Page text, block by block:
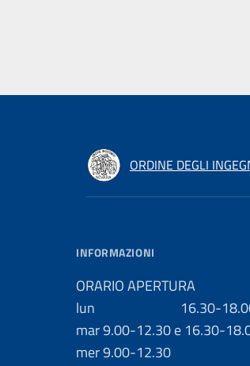
ORDINE DEGLI
INFORMAZIONI
ORARIO APERTURA
lun 16.30-
mar 9.00-12.30 e 16.30-
mer 9.00-12.30